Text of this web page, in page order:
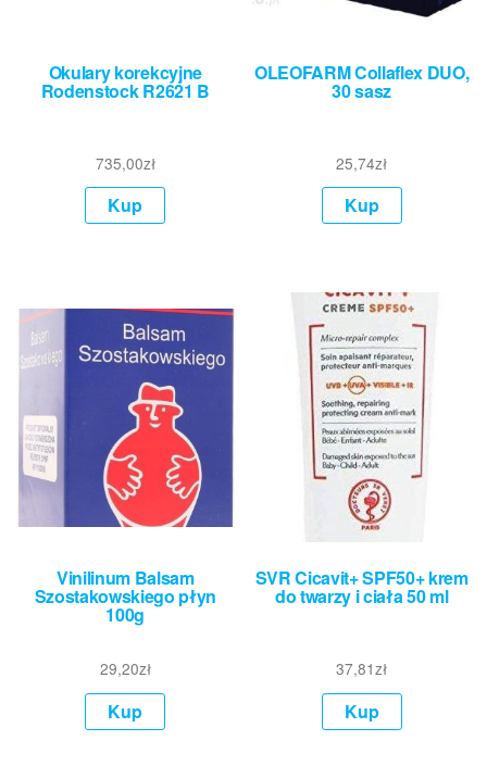
Okulary korekcyjne
Rodenstock R2621 B
735,00zł
Kup
OLEOFARM Collaflex DUO,
30 sasz
25,74zł
Kup
Vinilinum Balsam
Szostakowskiego płyn
100g
29,20zł
Kup
SVR Cicavit+ SPF50+ krem
do twarzy i ciała 50 ml
37,81zł
Kup